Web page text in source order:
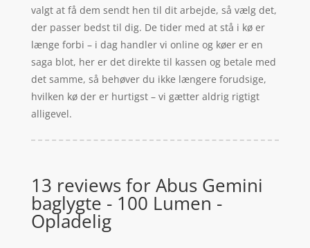
valgt at få dem sendt hen til dit arbejde, så vælg det,
der passer bedst til dig. De tider med at stå i kø er
længe forbi – i dag handler vi online og køer er en
saga blot, her er det direkte til kassen og betale med
det samme, så behøver du ikke længere forudsige,
hvilken kø der er hurtigst – vi gætter aldrig rigtigt
alligevel.
13 reviews forAbus Gemini
baglygte - 100 Lumen -
Opladelig